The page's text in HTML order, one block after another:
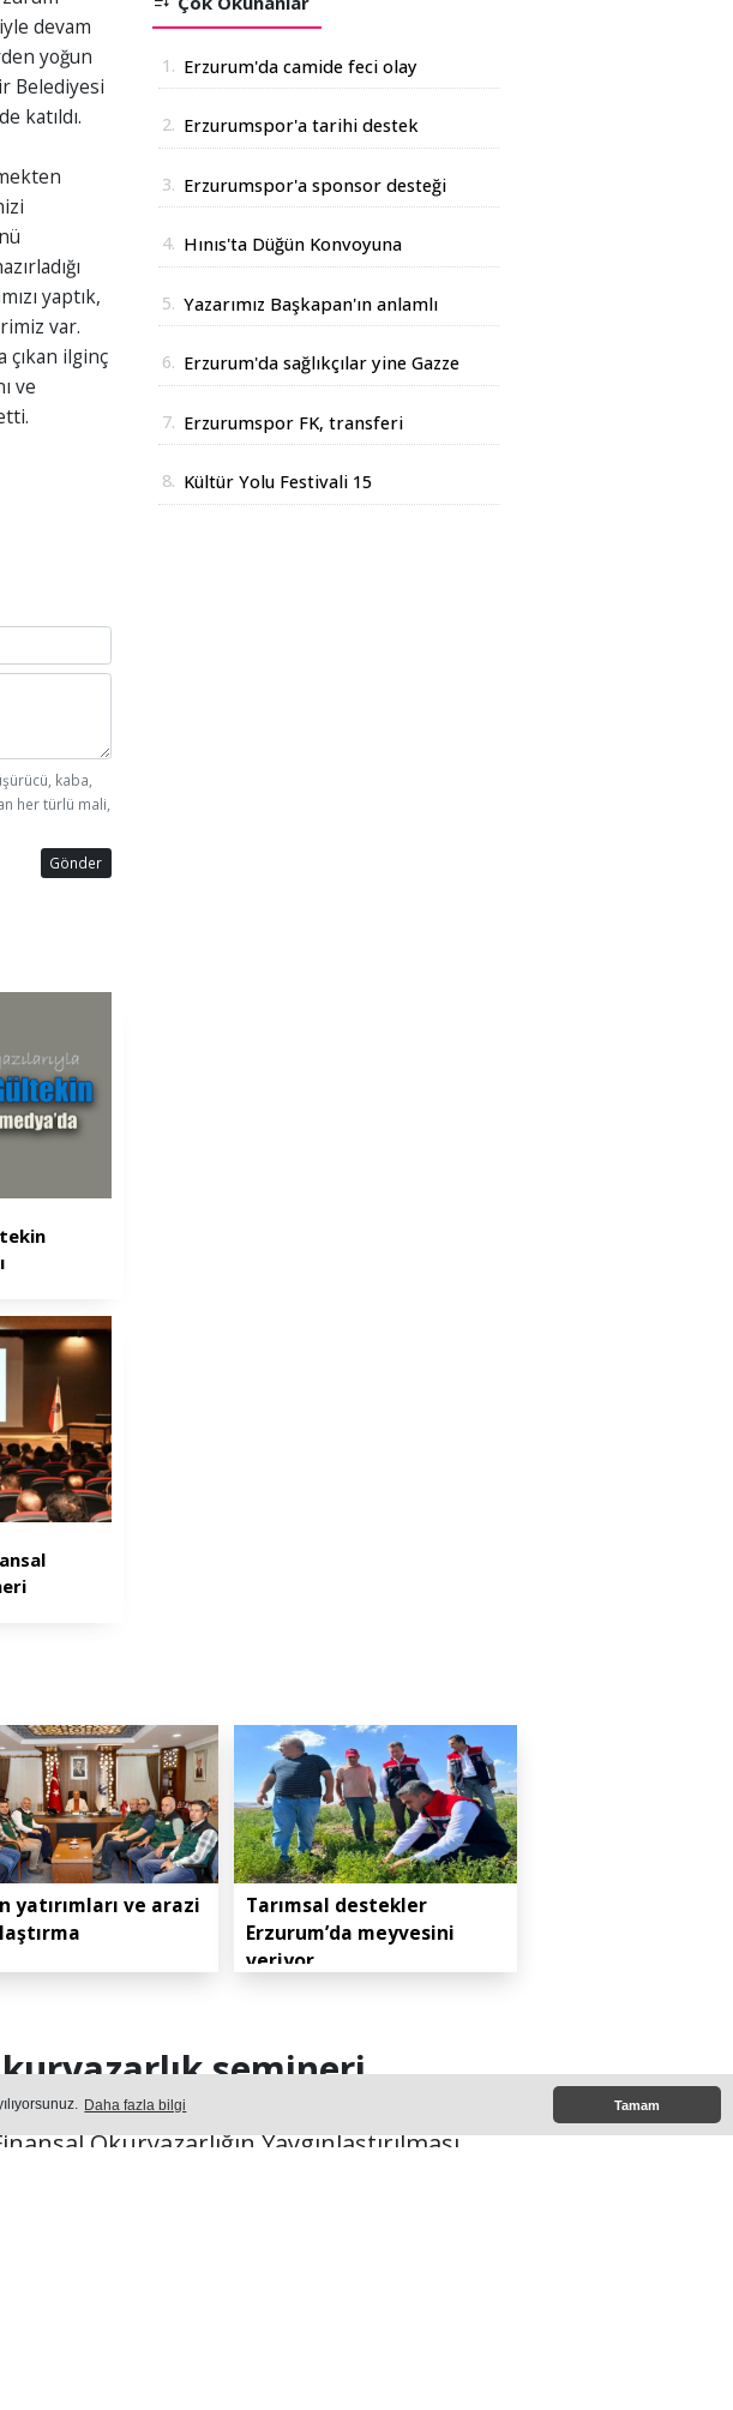
Daha fazla bilgi Tamam
devam
yoğun
Belediyesi
katıldı.
yaptık,
var.
çıkan ilginç
ve
kaba,
her türlü mali,
Gönder
1. Erzurum'da camide feci olay
2. Erzurumspor'a tarihi destek
3. Erzurumspor'a sponsor desteği
4. Hınıs'ta Düğün Konvoyuna
5. Yazarımız Başkapan'ın anlamlı
6. Erzurum'da sağlıkçılar yine Gazze
7. Erzurumspor FK, transferi
8. Kültür Yolu Festivali 15
yatırımları ve arazi
Tarımsal destekler
Erzurum’da meyvesini
veriyor
semineri
Okuryazarlığın Yaygınlaştırılması